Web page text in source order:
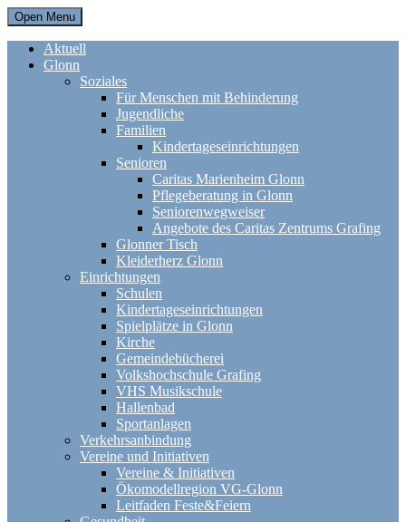
Open Menu
Aktuell
Glonn
Soziales
Für Menschen mit Behinderung
Jugendliche
Familien
Kindertageseinrichtungen
Senioren
Caritas Marienheim Glonn
Pflegeberatung in Glonn
Seniorenwegweiser
Angebote des Caritas Zentrums Grafing
Glonner Tisch
Kleiderherz Glonn
Einrichtungen
Schulen
Kindertageseinrichtungen
Spielplätze in Glonn
Kirche
Gemeindebücherei
Volkshochschule Grafing
VHS Musikschule
Hallenbad
Sportanlagen
Verkehrsanbindung
Vereine und Initiativen
Vereine & Initiativen
Ökomodellregion VG-Glonn
Leitfaden Feste&Feiern